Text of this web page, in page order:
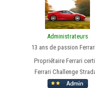
Administrateurs
13 ans de passion
Propriétaire Ferrari
Ferrari Challenge